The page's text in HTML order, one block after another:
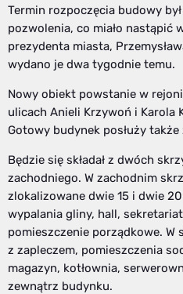
Termin rozpoczęcia budowy
pozwolenia, co miało nastąpić
prezydenta miasta,
wydano je dwa tygodnie temu.
Nowy obiekt powstanie w
ulicach Anieli Krzywoń i Karola
Gotowy budynek posłuży
Będzie się składał z dwóch
zachodniego. W zachodnim
zlokalizowane dwie 15 i dwie
wypalania gliny, hall,
pomieszczenie porządkowe.
z zapleczem, pomieszczenia
magazyn, kotłownia,
zewnątrz budynku.